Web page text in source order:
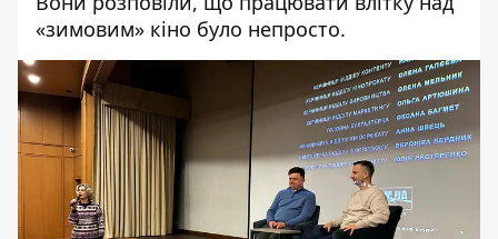
«зимовим» кіно було непросто.